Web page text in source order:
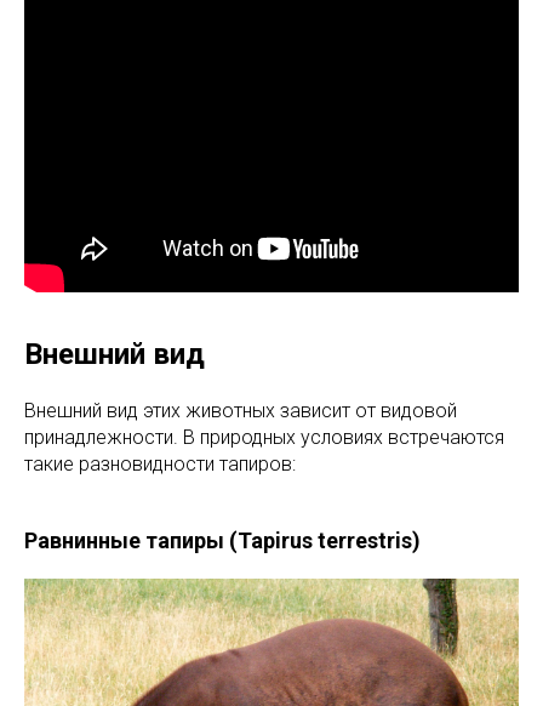
Внешний вид
Внешний вид этих животных зависит от видовой
принадлежности. В природных условиях встречаются
такие разновидности тапиров:
Равнинные тапиры (Tapirus terrestris)